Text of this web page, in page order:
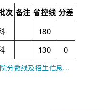
次 备注 省控线 分差
180
130 0
分数线及招生信息...